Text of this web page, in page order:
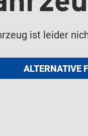
ist leider
ALTERNATIVE